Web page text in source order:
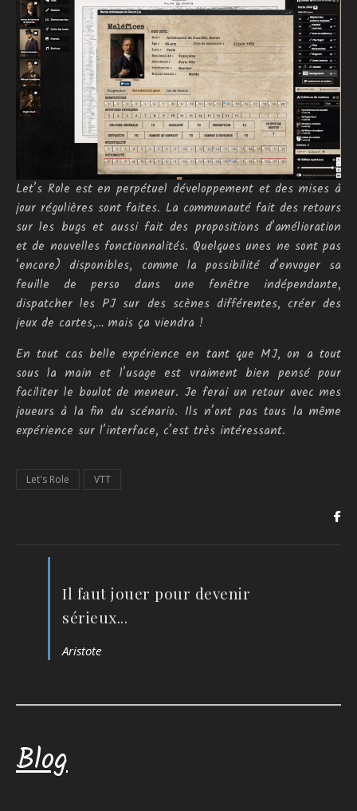
Let’s Role est en perpétuel développement et des mises à
jour régulières sont faites. La communauté fait des retours
sur les bugs et aussi fait des propositions d’amélioration
et de nouvelles fonctionnalités. Quelques unes ne sont pas
‘encore) disponibles, comme la possibilité d’envoyer sa
feuille de perso dans une fenêtre indépendante,
dispatcher les PJ sur des scènes différentes, créer des
jeux de cartes,… mais ça viendra !
En tout cas belle expérience en tant que MJ, on a tout
sous la main et l’usage est vraiment bien pensé pour
faciliter le boulot de meneur. Je ferai un retour avec mes
joueurs à la fin du scénario. Ils n’ont pas tous la même
expérience sur l’interface, c’est très intéressant.
Let's Role VTT
Il faut jouer pour devenir
sérieux...
Aristote
Blog